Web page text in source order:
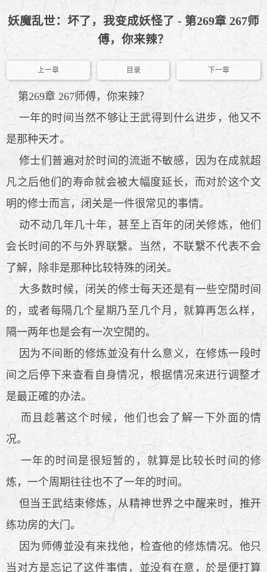
妖魔乱世：坏了，我变成妖怪了 - 第269章 267师
傅，你来辣？
上一章 目录 下一章
第269章 267师傅，你来辣？
一年的时间当然不够让王武得到什么进步，他又不
是那种天才。
修士们普遍对於时间的流逝不敏感，因为在成就超
凡之后他们的寿命就会被大幅度延长，而对於这个文
明的修士而言，闭关是一件很常见的事情。
动不动几年几十年，甚至上百年的闭关修炼，他们
会长时间的不与外界联繫。当然，不联繫不代表不会
了解，除非是那种比较特殊的闭关。
大多数时候，闭关的修士每天还是有一些空閒时间
的，或者每隔几个星期乃至几个月，就算再怎么样，
隔一两年也是会有一次空閒的。
因为不间断的修炼並没有什么意义，在修炼一段时
间之后停下来查看自身情况，根据情况来进行调整才
是最正確的办法。
而且趁著这个时候，他们也会了解一下外面的情
况。
一年的时间是很短暂的，就算是比较长时间的修
炼，一个周期往往也不了一年的时间。
但当王武结束修炼，从精神世界之中醒来时，推开
练功房的大门。
因为师傅並没有来找他，检查他的修炼情况。他只
当对方是忘记了这件事情，並没有在意，於是便打算